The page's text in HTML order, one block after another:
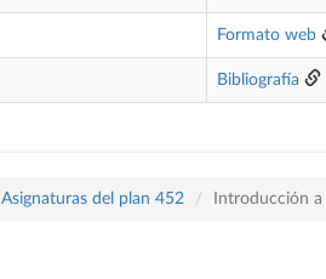
Formato web
Bibliografía
Asignaturas del plan 452 Introducción